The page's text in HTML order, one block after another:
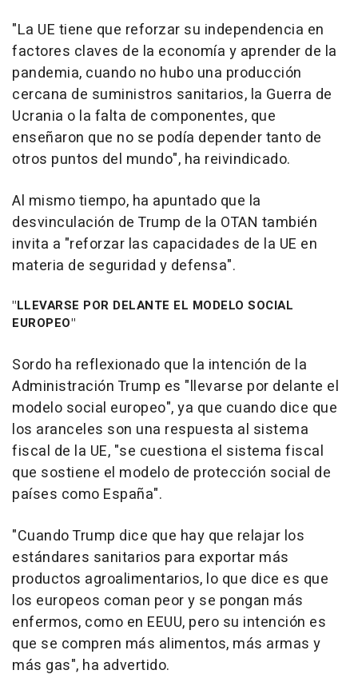
"La UE tiene que reforzar su independencia en
factores claves de la economía y aprender de la
pandemia, cuando no hubo una producción
cercana de suministros sanitarios, la Guerra de
Ucrania o la falta de componentes, que
enseñaron que no se podía depender tanto de
otros puntos del mundo", ha reivindicado.
Al mismo tiempo, ha apuntado que la
desvinculación de Trump de la OTAN también
invita a "reforzar las capacidades de la UE en
materia de seguridad y defensa".
"LLEVARSE POR DELANTE EL MODELO SOCIAL
EUROPEO"
Sordo ha reflexionado que la intención de la
Administración Trump es "llevarse por delante el
modelo social europeo", ya que cuando dice que
los aranceles son una respuesta al sistema
fiscal de la UE, "se cuestiona el sistema fiscal
que sostiene el modelo de protección social de
países como España".
"Cuando Trump dice que hay que relajar los
estándares sanitarios para exportar más
productos agroalimentarios, lo que dice es que
los europeos coman peor y se pongan más
enfermos, como en EEUU, pero su intención es
que se compren más alimentos, más armas y
más gas", ha advertido.